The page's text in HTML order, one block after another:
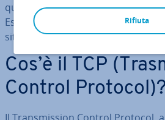
questa famiglia è il Tran­smis­sion
Esso sta­bi­li­sce le modalità di
si­ti­vi collegati nella rete.
Cos’è il TCP
Control Protocol)?
Rifiuta